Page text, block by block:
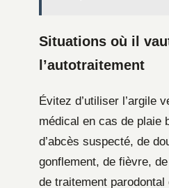
Situations où il
l’autotraitement
Évitez d’utiliser l’argile
médical en cas de plaie
d’abcès suspecté, de
gonflement, de fièvre,
de traitement